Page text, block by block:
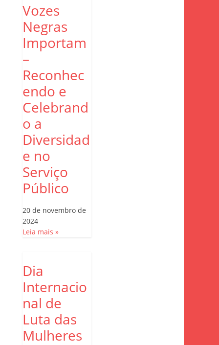
Vozes
Negras
Importam
–
Reconhec
endo e
Celebrand
o a
Diversidad
e no
Serviço
Público
20 de novembro de
2024
Leia mais »
Dia
Internacio
nal de
Luta das
Mulheres